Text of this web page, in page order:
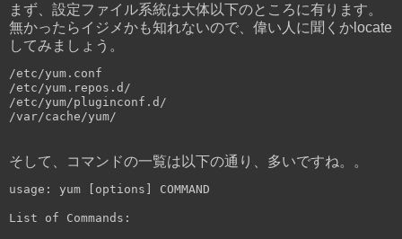
まず、設定ファイル系統は大体以下のところに有ります。
無かったらイジメかも知れないので、偉い人に聞くかlocate
してみましょう。
/etc/yum.conf
/etc/yum.repos.d/
/etc/yum/pluginconf.d/
そして、コマンドの一覧は以下の通り、多いですね。。
usage: yum [options] COMMAND
List of Commands: